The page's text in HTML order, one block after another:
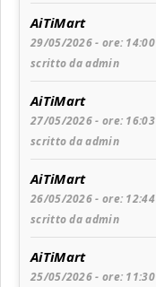
AiTiMart
29/05/2026 - ore: 14:00
scritto da admin
AiTiMart
27/05/2026 - ore: 16:03
scritto da admin
AiTiMart
26/05/2026 - ore: 12:44
scritto da admin
AiTiMart
25/05/2026 - ore: 11:30